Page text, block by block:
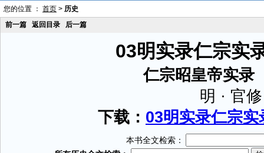
您的位置 ： 首页 > 历史
前一篇
返回目录 后一篇
03明实录仁宗实
仁宗昭皇帝实录
明 · 官修
下载： 03明实录仁宗
本书全文检索：